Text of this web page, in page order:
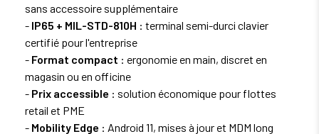
sans accessoire supplémentaire
- IP65 + MIL-STD-810H : terminal semi-durci clavier
certifié pour l'entreprise
- Format compact : ergonomie en main, discret en
magasin ou en officine
- Prix accessible : solution économique pour flottes
retail et PME
- Mobility Edge : Android 11, mises à jour et MDM long